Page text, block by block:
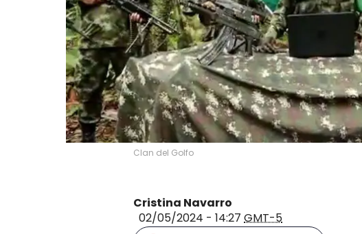
Clan del Golfo
Cristina Navarro
02/05/2024 - 14:27 GMT-5